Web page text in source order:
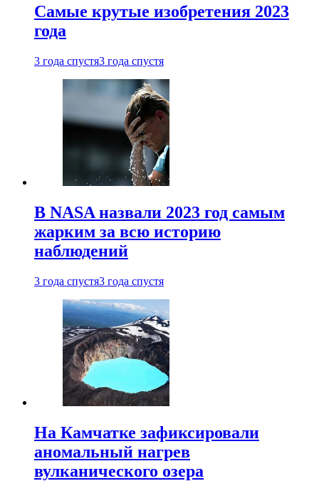
Самые крутые изобретения 2023
года
3 года спустя3 года спустя
В NASA назвали 2023 год самым
жарким за всю историю
наблюдений
3 года спустя3 года спустя
На Камчатке зафиксировали
аномальный нагрев
вулканического озера